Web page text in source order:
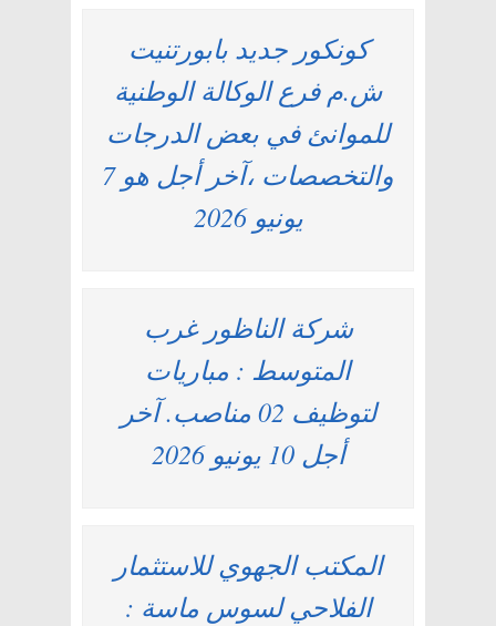
كونكور جديد بابورتنيت
ش.م فرع الوكالة الوطنية
للموانئ في بعض الدرجات
والتخصصات ،آخر أجل هو 7
يونيو 2026
شركة الناظور غرب
المتوسط : مباريات
لتوظيف 02 مناصب. آخر
أجل 10 يونيو 2026
المكتب الجهوي للاستثمار
الفلاحي لسوس ماسة :